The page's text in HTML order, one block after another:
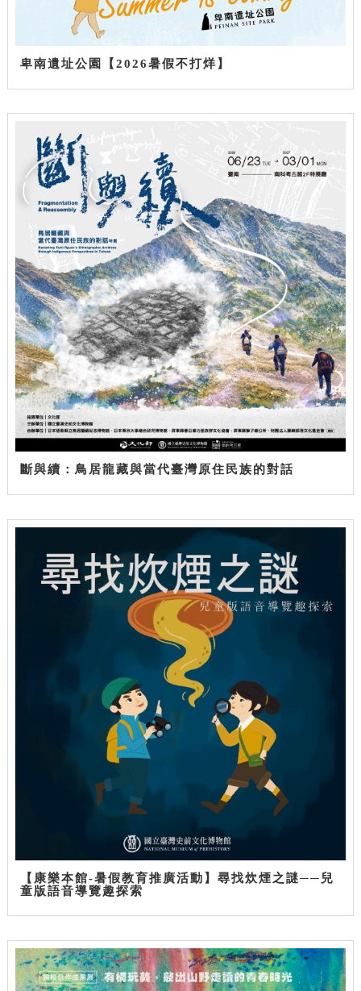
卑南遺址公園【2026暑假不打烊】
斷與續：鳥居龍藏與當代臺灣原住民族的對話
【康樂本館-暑假教育推廣活動】尋找炊煙之謎──兒
童版語音導覽趣探索